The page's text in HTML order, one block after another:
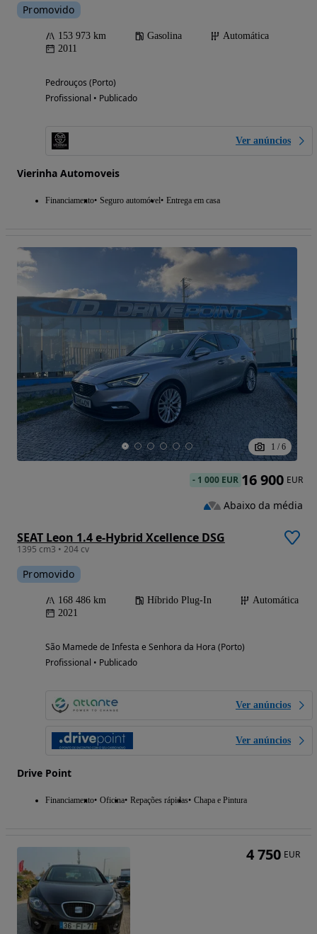
Promovido
153 973 km Gasolina
Automática
2011
Pedrouços (Porto)
Profissional • Publicado
Ver anúncios
Vierinha Automoveis
Financiamento Seguro automóvel Entrega em casa
1 / 6
SEAT Leon 1.4 e-Hybrid Xcellence DSG
1395 cm3 • 204 cv
Promovido
168 486 km Híbrido Plug-In
Automática
2021
São Mamede de Infesta e Senhora da Hora (Porto)
Profissional • Publicado
Ver anúncios
Ver anúncios
Drive Point
Financiamento Oficina Repações rápidas Chapa e Pintura
- 1 000 EUR 16 900 EUR
Abaixo da média
4 750 EUR